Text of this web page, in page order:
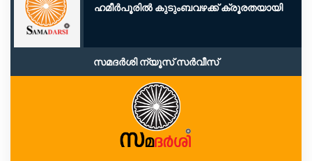
ഹമീർപൂരിൽ കുടുംബവഴക്ക് ക്രൂരതയായി
സമദർശി ന്യൂസ് സർവീസ്